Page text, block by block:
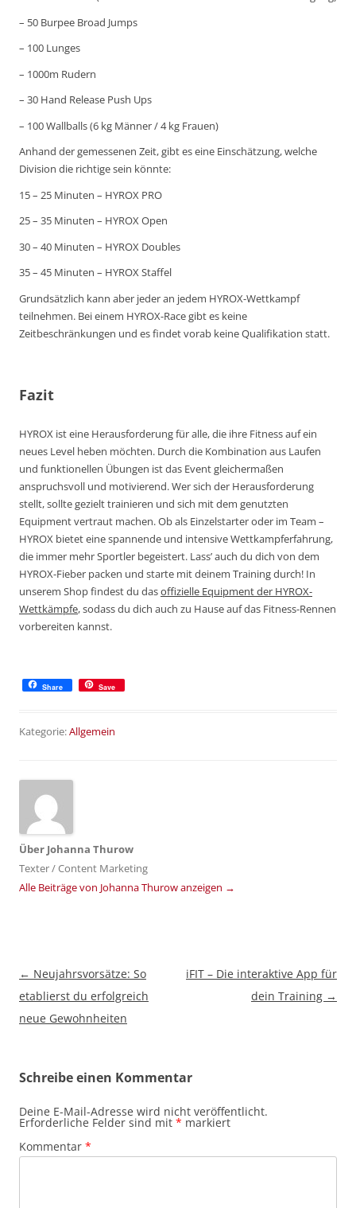
– 50 Burpee Broad Jumps
– 100 Lunges
– 1000m Rudern
– 30 Hand Release Push Ups
– 100 Wallballs (6 kg Männer / 4 kg Frauen)
Anhand der gemessenen Zeit, gibt es eine Einschätzung, welche
Division die richtige sein könnte:
15 – 25 Minuten – HYROX PRO
25 – 35 Minuten – HYROX Open
30 – 40 Minuten – HYROX Doubles
35 – 45 Minuten – HYROX Staffel
Grundsätzlich kann aber jeder an jedem HYROX-Wettkampf
teilnehmen. Bei einem HYROX-Race gibt es keine
Zeitbeschränkungen und es findet vorab keine Qualifikation statt.
Fazit
HYROX ist eine Herausforderung für alle, die ihre Fitness auf ein
neues Level heben möchten. Durch die Kombination aus Laufen
und funktionellen Übungen ist das Event gleichermaßen
anspruchsvoll und motivierend. Wer sich der Herausforderung
stellt, sollte gezielt trainieren und sich mit dem genutzten
Equipment vertraut machen. Ob als Einzelstarter oder im Team –
HYROX bietet eine spannende und intensive Wettkampferfahrung,
die immer mehr Sportler begeistert. Lass’ auch du dich von dem
HYROX-Fieber packen und starte mit deinem Training durch! In
unserem Shop findest du dasoffizielle Equipment der HYROX-
Wettkämpfe, sodass du dich auch zu Hause auf das Fitness-Rennen
vorbereiten kannst.
Share Save
Kategorie:Allgemein
Über Johanna Thurow
Texter / Content Marketing
Alle Beiträge von Johanna Thurow anzeigen →
Beitragsnavigation
← Neujahrsvorsätze: So
etablierst du erfolgreich
neue Gewohnheiten
iFIT – Die interaktive App für
dein Training →
Schreibe einen Kommentar
Deine E-Mail-Adresse wird nicht veröffentlicht.
Erforderliche Felder sind mit * markiert
Kommentar *